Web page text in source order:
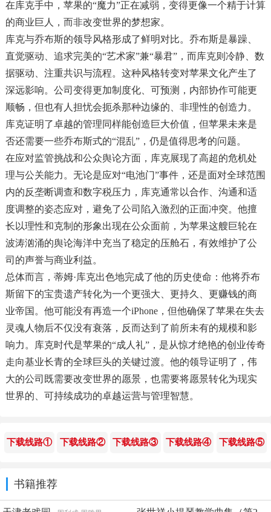
在库克手中，苹果的“魔力”正在减弱，变得更像一个精于计算
的商业巨人，而非改变世界的梦想家。
库克与乔布斯的领导风格形成了鲜明对比。乔布斯是暴躁、
直觉驱动、追求完美的“艺术家”兼“暴君”，而库克则冷静、数
据驱动、注重共识与流程。这种风格转变对苹果文化产生了
深远影响。公司变得更加制度化、可预测，内部协作可能更
顺畅，但也有人担忧会扼杀那种边缘的、非理性的创造力。
库克证明了卓越的管理同样能创造巨大价值，但苹果未来是
否还需要一些乔布斯式的“混乱”，仍是值得思考的问题。
在应对监管挑战和公众舆论方面，库克展现了高超的危机处
理与公关能力。无论是应对“电池门”事件，还是面对全球范围
内的反垄断调查和数字税压力，库克通常以合作、沟通和适
度调整的姿态应对，避免了公司陷入激烈的正面冲突。他擅
长以理性和克制的形象出现在公众面前，为苹果这艘巨轮在
波涛汹涌的舆论海洋中充当了稳定的压舱石，有效维护了公
司的声誉与商业利益。
总体而言，蒂姆·库克出色地完成了他的历史使命：他将乔布
斯留下的宝贵遗产转化为一个更强大、更持久、更赚钱的商
业帝国。他可能没有再造一个iPhone，但他确保了苹果在失去
灵魂人物后不仅没有衰落，反而达到了前所未有的规模和影
响力。库克时代是苹果的“成人礼”，是从惊才绝艳的创业传奇
走向基业长青的全球巨头的关键过渡。他的领导证明了，伟
大的公司既需要改变世界的愿景，也需要将愿景转化为现实
世界的、可持续成功的卓越运营与管理智慧。
下载线路① 下载线路② 下载线路③ 下载线路④ 下载线路⑤
书籍推荐